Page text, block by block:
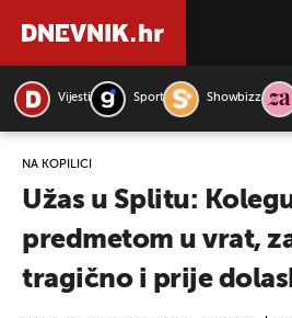
Vijesti Sport Showbizz
NA KOPILICI
Užas u Splitu:
predmetom u vrat,
tragično i prije
PRETRAŽITE VIJESTI